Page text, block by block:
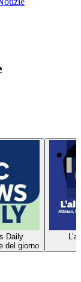
Daily
del giorno